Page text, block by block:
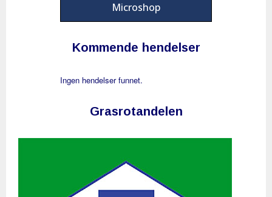
Microshop
Kommende hendelser
Ingen hendelser funnet.
Grasrotandelen